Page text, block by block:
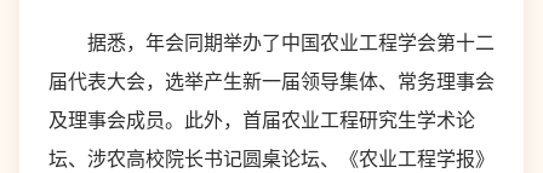
据悉，年会同期举办了中国农业工程学会第十二
届代表大会，选举产生新一届领导集体、常务理事会
及理事会成员。此外，首届农业工程研究生学术论
坛、涉农高校院长书记圆桌论坛、《农业工程学报》